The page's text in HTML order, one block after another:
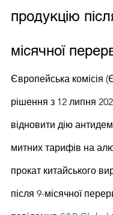
продукцію
місячної
Європейська комісія
рішення з 12 липня
відновити дію
митних тарифів на
прокат китайського
після 9-місячної